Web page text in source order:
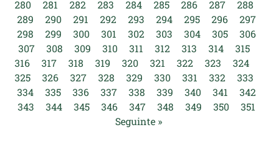
280
281 282 283 284 285 286 287
288
289
290 291 292 293 294 295 296
297
298
299 300 301 302 303 304 305
306
307
308 309 310 311 312 313 314
315
316
317 318 319 320 321 322 323
324
325
326 327 328 329 330 331 332
333
334
335 336 337 338 339 340 341
342
343
344 345 346 347 348 349 350
351
Seguinte »